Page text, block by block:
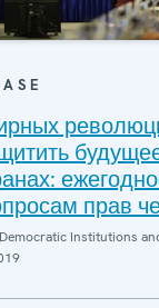
прав
Institutions